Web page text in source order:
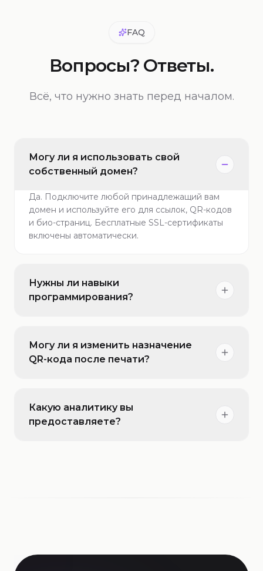
FAQ
Вопросы? Ответы.
Всё, что нужно знать перед началом.
Могу ли я использовать свой
собственный домен?
Да. Подключите любой принадлежащий вам
домен и используйте его для ссылок, QR-кодов
и био-страниц. Бесплатные SSL-сертификаты
включены автоматически.
Нужны ли навыки
программирования?
Могу ли я изменить назначение
QR-кода после печати?
Какую аналитику вы
предоставляете?